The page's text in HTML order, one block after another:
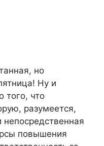
но
Ну и
того, что
разумеется,
повышения